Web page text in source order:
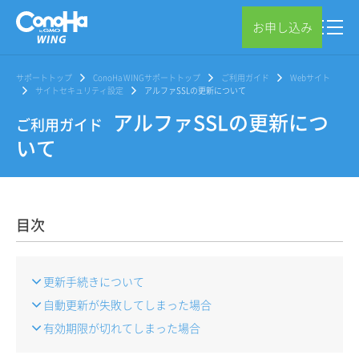
お申し込み
サポートトップ ConoHa WINGサポートトップ ご利用ガイド
Webサイト
サイトセキュリティ設定
アルファSSLの更新について
ご利用ガイド
アルファSSLの更新につ
いて
目次
更新手続きについて
自動更新が失敗してしまった場合
有効期限が切れてしまった場合